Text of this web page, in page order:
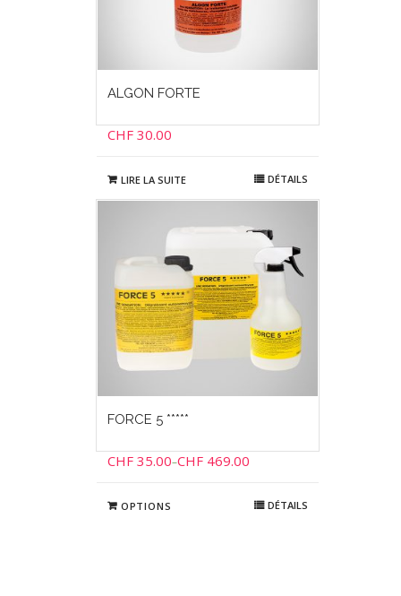
ALGON FORTE
CHF30.00
LIRE LA SUITE DÉTAILS
FORCE 5 *****
CHF35.00–CHF469.00
OPTIONS DÉTAILS